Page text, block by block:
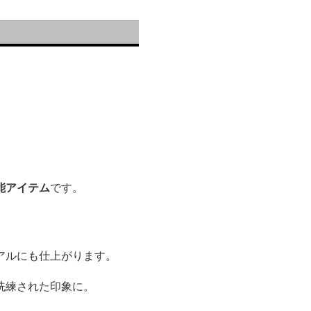
アイテムです。
にも仕上がります。
された印象に。